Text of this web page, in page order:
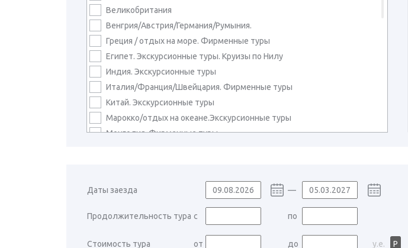
Великобритания
Венгрия/Австрия/Германия/Румыния.
Греция / отдых на море. Фирменные туры
Египет. Экскурсионные туры. Круизы по Нилу
Индия. Экскурсионные туры
Италия/Франция/Швейцария. Фирменные туры
Китай. Экскурсионные туры
Марокко/отдых на океане.Экскурсионные туры
Монголия. Фирменные туры
Турция / отдых на море. Фирменные туры
Узбекистан. Экскурсионные туры
Россия. Алтай. Байкал. Сибирь
Россия. Архангельск
Даты заезда —
Продолжительность тура с по
Стоимость тура от до у.е. Р